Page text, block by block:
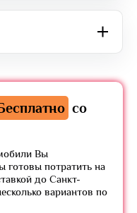
со
Вы
готовы потратить на
до Санкт-
вариантов по